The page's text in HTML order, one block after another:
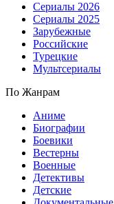
Сериалы 2026
Сериалы 2025
Зарубежные
Российские
Турецкие
Мультсериалы
По Жанрам
Аниме
Биографии
Боевики
Вестерны
Военные
Детективы
Детские